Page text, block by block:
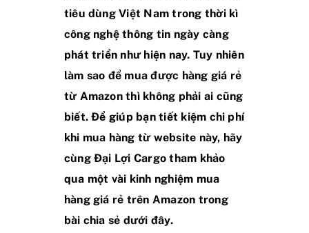
tiêu dùng Việt Nam trong thời kì
công nghệ thông tin ngày càng
phát triển như hiện nay. Tuy nhiên
làm sao để mua được hàng giá rẻ
từ Amazon thì không phải ai cũng
biết. Để giúp bạn tiết kiệm chi phí
khi mua hàng từ website này, hãy
cùng Đại Lợi Cargo tham khảo
qua một vài kinh nghiệm mua
hàng giá rẻ trên Amazon trong
bài chia sẻ dưới đây.